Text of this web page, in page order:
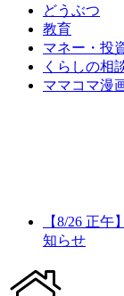
どうぶつ
教育
マネー・投
くらしの相
ママコマ漫
【8/26 正
知らせ